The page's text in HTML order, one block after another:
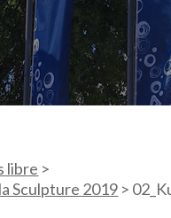
libre >
Sculpture 2019 >